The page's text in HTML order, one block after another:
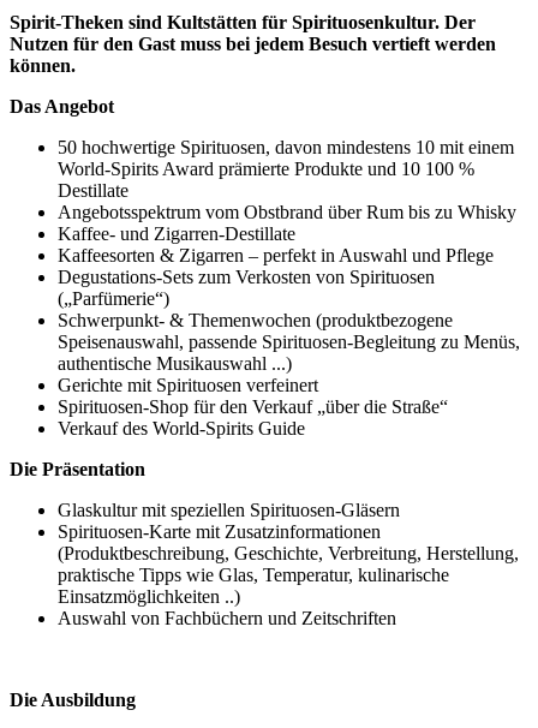
Spirit-Theken sind Kultstätten für Spirituosenkultur. Der
Nutzen für den Gast muss bei jedem Besuch vertieft werden
können.
Das Angebot
50 hochwertige Spirituosen, davon mindestens 10 mit einem
World-Spirits Award prämierte Produkte und 10 100 %
Destillate
Angebotsspektrum vom Obstbrand über Rum bis zu Whisky
Kaffee- und Zigarren-Destillate
Kaffeesorten & Zigarren – perfekt in Auswahl und Pflege
Degustations-Sets zum Verkosten von Spirituosen
(„Parfümerie“)
Schwerpunkt- & Themenwochen (produktbezogene
Speisenauswahl, passende Spirituosen-Begleitung zu Menüs,
authentische Musikauswahl ...)
Gerichte mit Spirituosen verfeinert
Spirituosen-Shop für den Verkauf „über die Straße“
Verkauf des World-Spirits Guide
Die Präsentation
Glaskultur mit speziellen Spirituosen-Gläsern
Spirituosen-Karte mit Zusatzinformationen
(Produktbeschreibung, Geschichte, Verbreitung, Herstellung,
praktische Tipps wie Glas, Temperatur, kulinarische
Einsatzmöglichkeiten ..)
Auswahl von Fachbüchern und Zeitschriften
Die Ausbildung